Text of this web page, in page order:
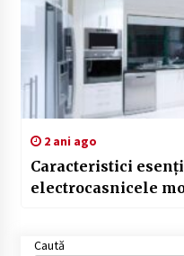
2 ani ago
Caracteristici
electrocasnicele
Caută